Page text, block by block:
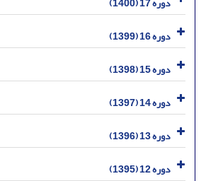
دوره 16 (1399)
دوره 15 (1398)
دوره 14 (1397)
دوره 13 (1396)
دوره 12 (1395)